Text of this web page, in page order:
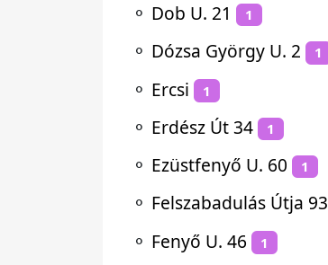
⚬ Dob U. 21 1
⚬ Dózsa György U. 2 1
⚬ Ercsi 1
⚬ Erdész Út 34 1
⚬ Ezüstfenyő U. 60 1
⚬ Felszabadulás Útja 93
⚬ Fenyő U. 46 1